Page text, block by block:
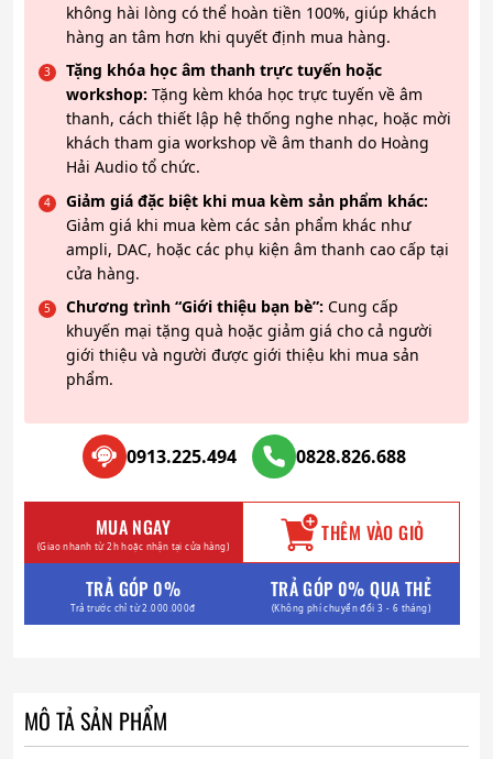
không hài lòng có thể hoàn tiền 100%, giúp khách
hàng an tâm hơn khi quyết định mua hàng.
Tặng khóa học âm thanh trực tuyến hoặc
workshop: Tặng kèm khóa học trực tuyến về âm
thanh, cách thiết lập hệ thống nghe nhạc, hoặc mời
khách tham gia workshop về âm thanh do Hoàng
Hải Audio tổ chức.
Giảm giá đặc biệt khi mua kèm sản phẩm khác:
Giảm giá khi mua kèm các sản phẩm khác như
ampli, DAC, hoặc các phụ kiện âm thanh cao cấp tại
cửa hàng.
Chương trình “Giới thiệu bạn bè”: Cung cấp
khuyến mại tặng quà hoặc giảm giá cho cả người
giới thiệu và người được giới thiệu khi mua sản
phẩm.
0913.225.494 0828.826.688
MUA NGAY
(Giao nhanh từ 2h hoặc nhận tại cửa hàng) THÊM VÀO GIỎ
TRẢ GÓP 0%
Trả trước chỉ từ 2.000.000đ
TRẢ GÓP 0% QUA THẺ
(Không phí chuyển đổi 3 - 6 tháng)
MÔ TẢ SẢN PHẨM